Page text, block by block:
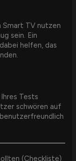
Smart TV nutzen
sein. Ein
helfen, das
Tests
schwören auf
(Checkliste)